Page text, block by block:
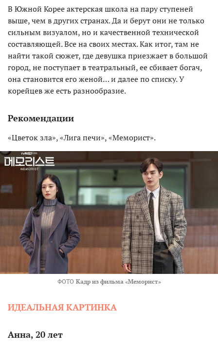
В Южной Корее актерская школа на пару ступеней
выше, чем в других странах. Да и берут они не только
сильным визуалом, но и качественной технической
составляющей. Все на своих местах. Как итог, там не
найти такой сюжет, где девушка приезжает в большой
город, не поступает в театральный, ее сбивает богач,
она становится его женой… и далее по списку. У
корейцев же есть разнообразие.
Рекомендации
«Цветок зла», «Лига печи», «Меморист».
ФОТО Кадр из фильма «Меморист»
ИДЕАЛЬНАЯ КАРТИНКА
Анна, 20 лет